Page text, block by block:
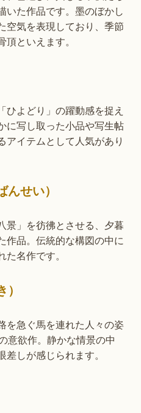
いた作品です。墨のぼかし
空気を表現しており、季節
といえます。
ひよどり」の躍動感を捉え
に写し取った小品や写生帖
アイテムとして人気があり
せい）
景」を彷彿とさせる、夕暮
作品。伝統的な構図の中に
名作です。
を急ぐ馬を連れた人々の姿
意欲作。静かな情景の中
しが感じられます。